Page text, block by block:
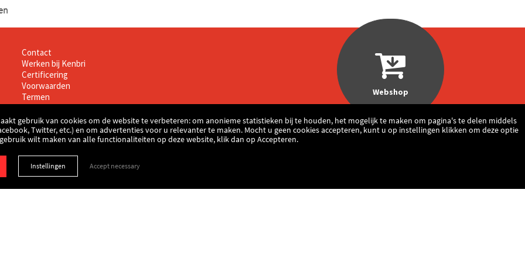
Contact
Werken bij Kenbri
Certificering
Voorwaarden
Termen
Privacy & cookie verklaring
Webshop
gebruik van cookies om de website te verbeteren: om anonieme statistieken bij te houden, het mogelijk te maken om pagina's te delen middels
Twitter, etc.) en om advertenties voor u relevanter te maken. Mocht u geen cookies accepteren, kunt u op instellingen klikken om deze optie
wilt maken van alle functionaliteiten op deze website, klik dan op Accepteren.
Instellingen Accept necessary